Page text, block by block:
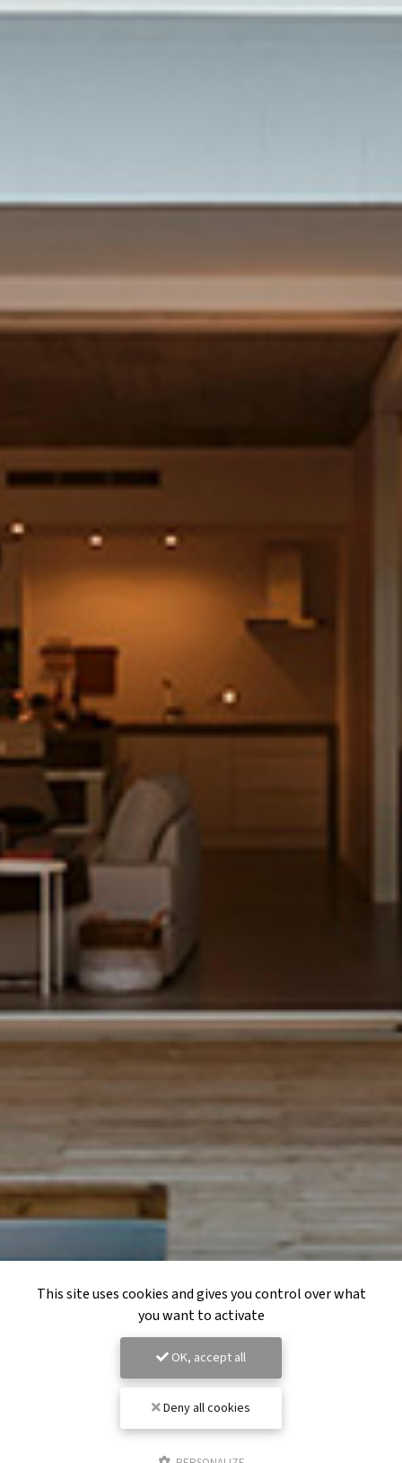
This site uses cookies and gives you control over what
you want to activate
OK, accept all
Deny all cookies